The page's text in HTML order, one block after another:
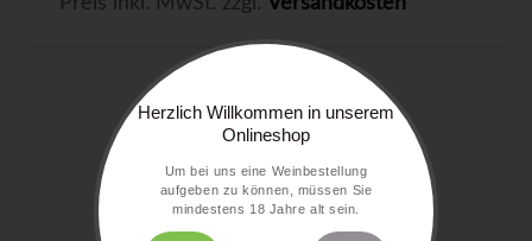
Herzlich Willkommen in unserem
Onlineshop
Um bei uns eine Weinbestellung
aufgeben zu können, müssen Sie
mindestens 18 Jahre alt sein.